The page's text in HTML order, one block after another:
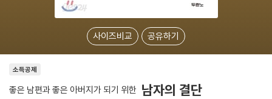
사이즈비교 공유하기
소득공제
좋은 남편과 좋은 아버지가 되기 위한 남자의 결단